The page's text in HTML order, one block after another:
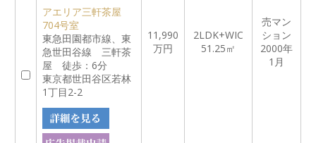
アエリア三軒茶屋
704号室
東急田園都市線、東
急世田谷線 三軒茶
屋 徒歩：6分
東京都世田谷区若林
1丁目2-2
11,990
万円
2LDK+WIC
51.25㎡
売マン
ション
2000年
1月